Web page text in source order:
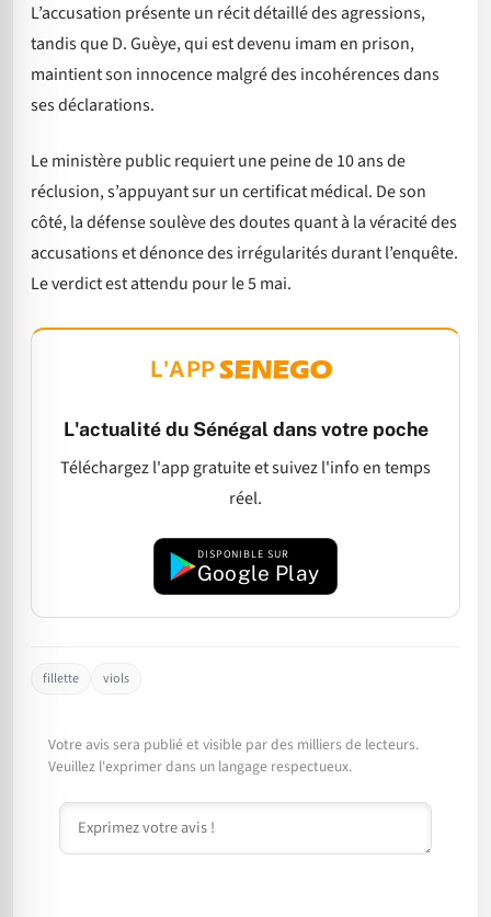
L’accusation présente un récit détaillé des agressions,
tandis que D. Guèye, qui est devenu imam en prison,
maintient son innocence malgré des incohérences dans
ses déclarations.
Le ministère public requiert une peine de 10 ans de
réclusion, s’appuyant sur un certificat médical. De son
côté, la défense soulève des doutes quant à la véracité des
accusations et dénonce des irrégularités durant l’enquête.
Le verdict est attendu pour le 5 mai.
L'APP
L'actualité du Sénégal dans votre poche
Téléchargez l'app gratuite et suivez l'info en temps
réel.
DISPONIBLE SUR
Google Play
fillette viols
Votre avis sera publié et visible par des milliers de lecteurs.
Veuillez l'exprimer dans un langage respectueux.
Commentaire